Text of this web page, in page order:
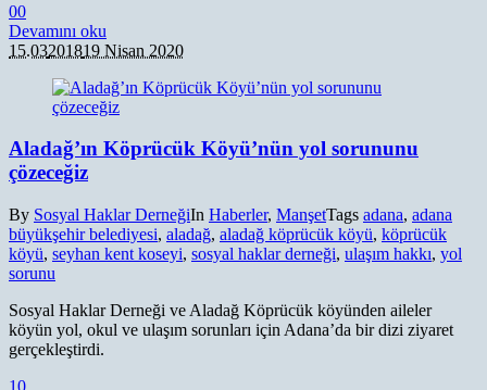
00
Devamını oku
15.03201819 Nisan 2020
Aladağ’ın Köprücük Köyü’nün yol sorununu
çözeceğiz
By Sosyal Haklar DerneğiIn Haberler, ManşetTags adana, adana
büyükşehir belediyesi, aladağ, aladağ köprücük köyü, köprücük
köyü, seyhan kent koseyi, sosyal haklar derneği, ulaşım hakkı, yol
sorunu
Sosyal Haklar Derneği ve Aladağ Köprücük köyünden aileler
köyün yol, okul ve ulaşım sorunları için Adana’da bir dizi ziyaret
gerçekleştirdi.
10